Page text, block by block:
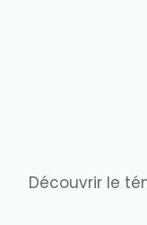
Découvrir le